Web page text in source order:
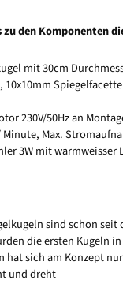
den Komponenten
mit 30cm
10x10mm
230V/50Hz an
Max.
3W mit warmweisser
sind schon seit
die ersten Kugeln
hat sich am Konzept
und dreht